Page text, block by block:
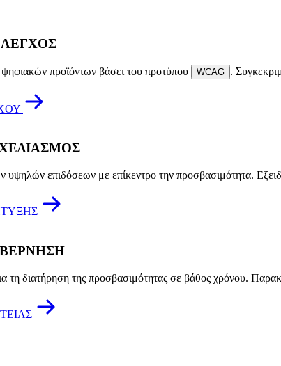
προϊόντων βάσει του προτύπου WCAG .
επιδόσεων με επίκεντρο την προσβασιμότητα.
τη διατήρηση της προσβασιμότητας σε βάθος χρόνου.